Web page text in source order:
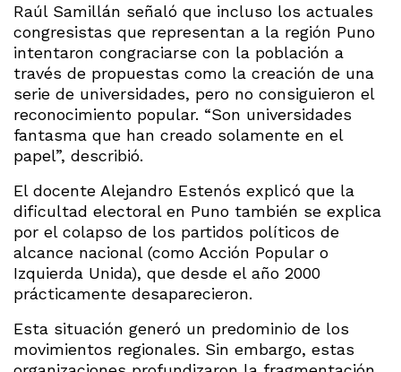
Raúl Samillán señaló que incluso los actuales
congresistas que representan a la región Puno
intentaron congraciarse con la población a
través de propuestas como la creación de una
serie de universidades, pero no consiguieron el
reconocimiento popular. “Son universidades
fantasma que han creado solamente en el
papel”, describió.
El docente Alejandro Estenós explicó que la
dificultad electoral en Puno también se explica
por el colapso de los partidos políticos de
alcance nacional (como Acción Popular o
Izquierda Unida), que desde el año 2000
prácticamente desaparecieron.
Esta situación generó un predominio de los
movimientos regionales. Sin embargo, estas